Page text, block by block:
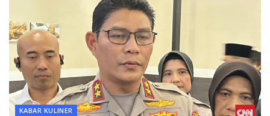
KABAR KULINER